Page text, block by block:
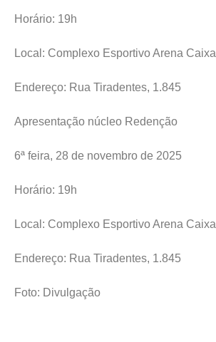
Horário: 19h
Local: Complexo Esportivo Arena Caixa
Endereço: Rua Tiradentes, 1.845
Apresentação núcleo Redenção
6ª feira, 28 de novembro de 2025
Horário: 19h
Local: Complexo Esportivo Arena Caixa
Endereço: Rua Tiradentes, 1.845
Foto: Divulgação